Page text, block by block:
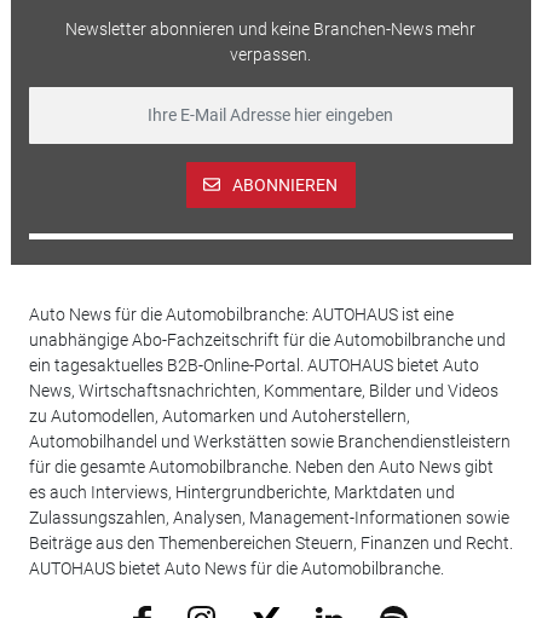
Newsletter abonnieren und keine Branchen-News mehr
verpassen.
ABONNIEREN
Auto News für die Automobilbranche: AUTOHAUS ist eine
unabhängige Abo-Fachzeitschrift für die Automobilbranche und
ein tagesaktuelles B2B-Online-Portal. AUTOHAUS bietet Auto
News, Wirtschaftsnachrichten, Kommentare, Bilder und Videos
zu Automodellen, Automarken und Autoherstellern,
Automobilhandel und Werkstätten sowie Branchendienstleistern
für die gesamte Automobilbranche. Neben den Auto News gibt
es auch Interviews, Hintergrundberichte, Marktdaten und
Zulassungszahlen, Analysen, Management-Informationen sowie
Beiträge aus den Themenbereichen Steuern, Finanzen und Recht.
AUTOHAUS bietet Auto News für die Automobilbranche.